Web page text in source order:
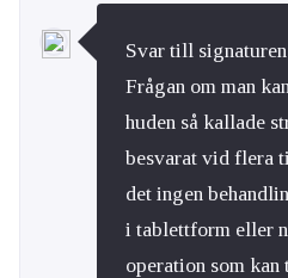
Svar till
Frågan om man
huden så kallade
besvarat vid flera
det ingen
i tablettform eller
operation som